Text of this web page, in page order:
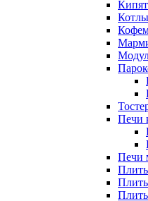
Печи
Печи